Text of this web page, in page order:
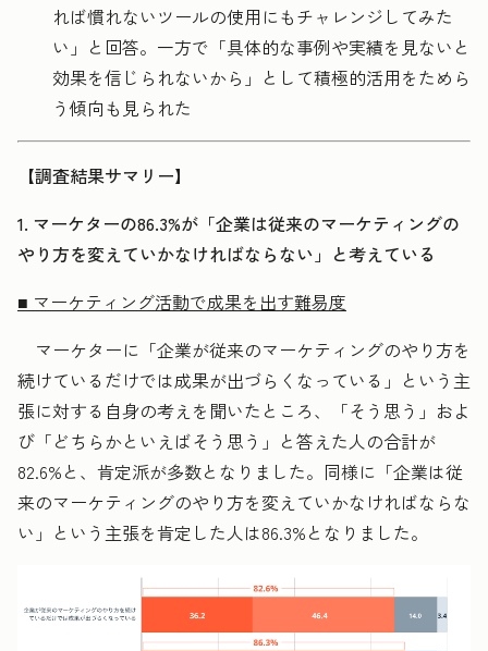
れば慣れないツールの使用にもチャレンジしてみた
い」と回答。一方で「具体的な事例や実績を見ないと
効果を信じられないから」として積極的活用をためら
う傾向も見られた
【調査結果サマリー】
1. マーケターの86.3%が「企業は従来のマーケティングの
やり方を変えていかなければならない」と考えている
■ マーケティング活動で成果を出す難易度
マーケターに「企業が従来のマーケティングのやり方を
続けているだけでは成果が出づらくなっている」という主
張に対する自身の考えを聞いたところ、「そう思う」およ
び「どちらかといえばそう思う」と答えた人の合計が
82.6%と、肯定派が多数となりました。同様に「企業は従
来のマーケティングのやり方を変えていかなければならな
い」という主張を肯定した人は86.3%となりました。